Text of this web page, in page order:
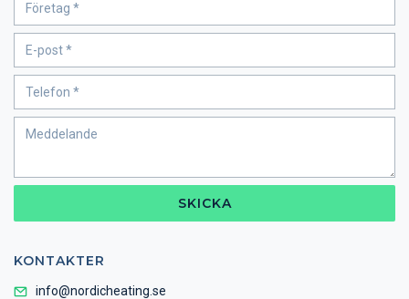
SKICKA
KONTAKTER
info@nordicheating.se